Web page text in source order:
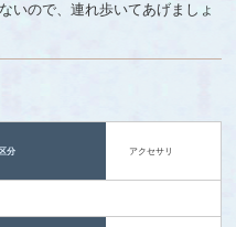
いので、連れ歩いてあげましょ
分 アクセサリ